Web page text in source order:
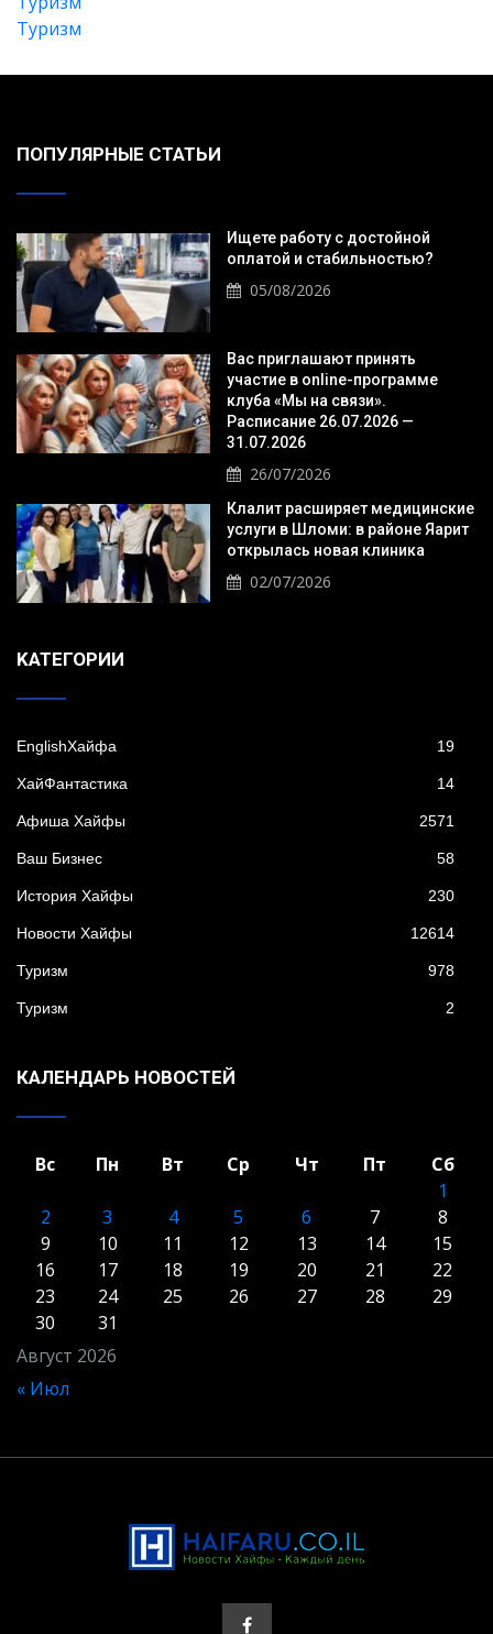
Туризм
ПОПУЛЯРНЫЕ СТАТЬИ
Ищете работу с достойной
оплатой и стабильностью?
05/08/2026
Вас приглашают принять
участие в online-программе
клуба «Мы на связи».
Расписание 26.07.2026 —
31.07.2026
26/07/2026
Клалит расширяет медицинские
услуги в Шломи: в районе Яарит
открылась новая клиника
02/07/2026
KАТЕГОРИИ
EnglishХайфа 19
XайФантастика 14
Афиша Хайфы 2571
Ваш Бизнес 58
История Хайфы 230
Новости Хайфы 12614
Туризм 978
Туризм 2
КАЛЕНДАРЬ НОВОСТЕЙ
Август 2026
Вс Пн Вт Ср Чт Пт
Сб
1
2
3 4 5 6 7
8
9
10 11 12 13 14
15
16
17 18 19 20 21
22
23
24 25 26 27 28
29
30
31
« Июл